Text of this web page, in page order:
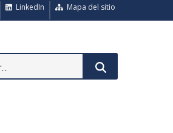
Mapa del sitio
LinkedIn